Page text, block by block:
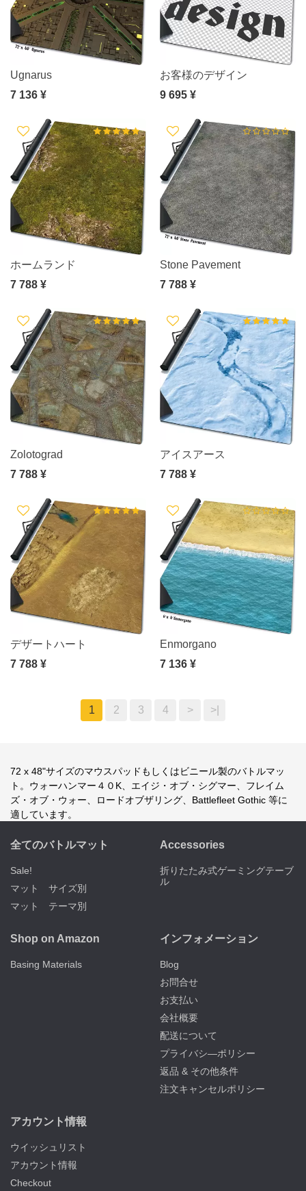
Ugnarus
7 136 ¥
お客様のデザイン
9 695 ¥
ホームランド
7 788 ¥
Stone Pavement
7 788 ¥
Zolotograd
7 788 ¥
アイスアース
7 788 ¥
デザートハート
7 788 ¥
Enmorgano
7 136 ¥
1 2 3 4 > >|
72 x 48"サイズのマウスパッドもしくはビニール製のバトルマッ
ト。ウォーハンマー４０K、エイジ・オブ・シグマー、フレイム
ズ・オブ・ウォー、ロードオブザリング、Battlefleet Gothic 等に
適しています。
全てのバトルマット
Sale!
マット サイズ別
マット テーマ別
Accessories
折りたたみ式ゲーミングテーブ
ル
Shop on Amazon
Basing Materials
インフォメーション
Blog
お問合せ
お支払い
会社概要
配送について
プライバシ―ポリシー
返品 & その他条件
注文キャンセルポリシー
アカウント情報
ウイッシュリスト
アカウント情報
Checkout